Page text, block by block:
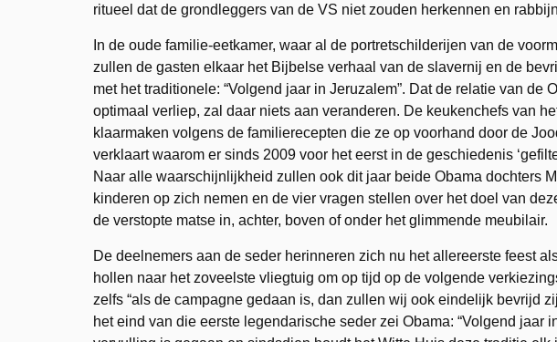
ritueel dat de grondleggers van de VS niet zouden herkennen en
In de oude familie-eetkamer, waar al de portretschilderijen van de
zullen de gasten elkaar het Bijbelse verhaal van de slavernij en de
met het traditionele: “Volgend jaar in Jeruzalem”. Dat de relatie van de
optimaal verliep, zal daar niets aan veranderen. De keukenchefs van
klaarmaken volgens de familierecepten die ze op voorhand door de
verklaart waarom er sinds 2009 voor het eerst in de geschiedenis
Naar alle waarschijnlijkheid zullen ook dit jaar beide Obama dochters
kinderen op zich nemen en de vier vragen stellen over het doel van
de verstopte matse in, achter, boven of onder het glimmende meubilair.
De deelnemers aan de seder herinneren zich nu het allereerste feest
hollen naar het zoveelste vliegtuig om op tijd op de volgende
zelfs “als de campagne gedaan is, dan zullen wij ook eindelijk bevrijd
het eind van die eerste legendarische seder zei Obama: “Volgend jaar